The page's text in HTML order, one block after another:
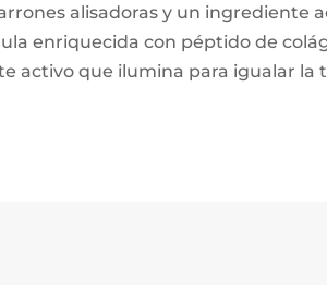
alisadoras y un ingrediente
enriquecida con péptido de
activo que ilumina para igualar la